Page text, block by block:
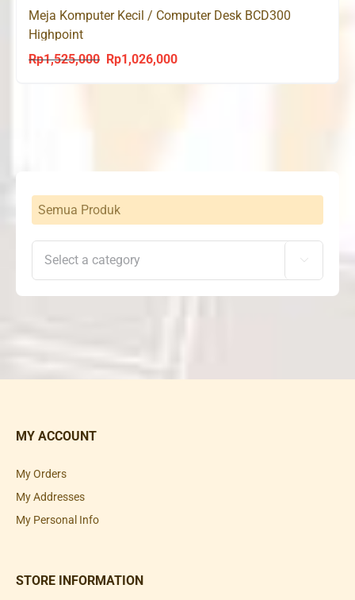
Meja Komputer Kecil / Computer Desk BCD300
Highpoint
Rp1,525,000
Original
Rp1,026,000Current
Semua Produk

MY ACCOUNT
My Orders
My Addresses
My Personal Info
STORE INFORMATION